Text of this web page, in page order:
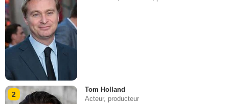
2
Tom Holland
Acteur, producteur